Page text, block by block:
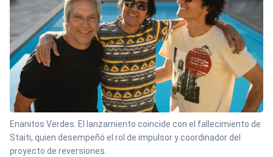
Enanitos Verdes. El lanzamiento coincide con el fallecimiento de
Staiti, quien desempeñó el rol de impulsor y coordinador del
proyecto de reversiones.